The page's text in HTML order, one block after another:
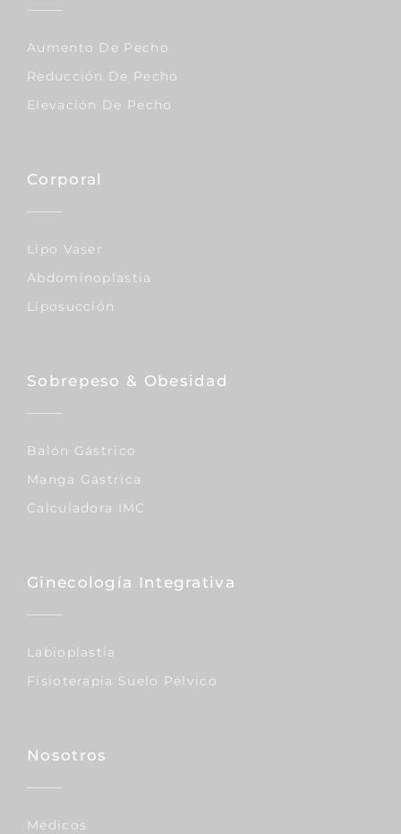
Aumento De Pecho
Reducción De Pecho
Elevación De Pecho
Corporal
Lipo Vaser
Abdominoplastia
Liposucción
Sobrepeso & Obesidad
Balón Gástrico
Manga Gástrica
Calculadora IMC
Ginecología Integrativa
Labioplastia
Fisioterapia Suelo Pélvico
Nosotros
Médicos